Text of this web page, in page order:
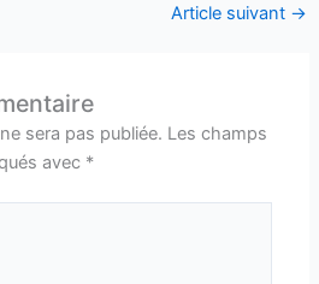
Article suivant →
sera pas publiée. Les champs
avec *